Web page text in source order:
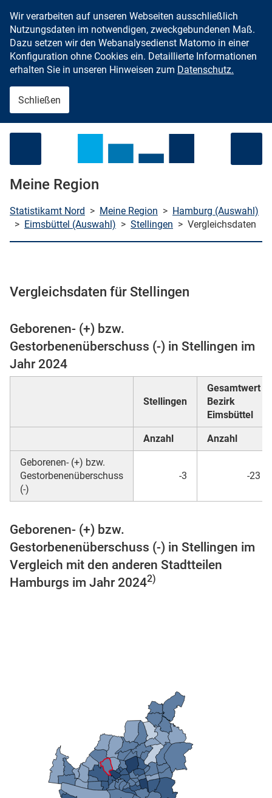
Zum Inhalt springen
Wir verarbeiten auf unseren Webseiten ausschließlich
Nutzungsdaten im notwendigen, zweckgebundenen Maß.
Dazu setzen wir den Webanalysedienst Matomo in einer
Konfiguration ohne Cookies ein. Detaillierte Informationen
erhalten Sie in unseren Hinweisen zum Datenschutz.
Schließen
Meine Region
Statistikamt Nord > Meine Region > Hamburg (Auswahl)
> Eimsbüttel (Auswahl) > Stellingen > Vergleichsdaten
Vergleichsdaten für Stellingen
Geborenen- (+) bzw.
Gestorbenenüberschuss (-) in Stellingen im
Jahr 2024
Stellingen
Gesamtwert
Bezirk
Eimsbüttel
Anzahl Anzahl
Geborenen- (+) bzw.
Gestorbenenüberschuss
(-)
-3 -23
Geborenen- (+) bzw.
Gestorbenenüberschuss (-) in Stellingen im
Vergleich mit den anderen Stadtteilen
Hamburgs im Jahr 20242)